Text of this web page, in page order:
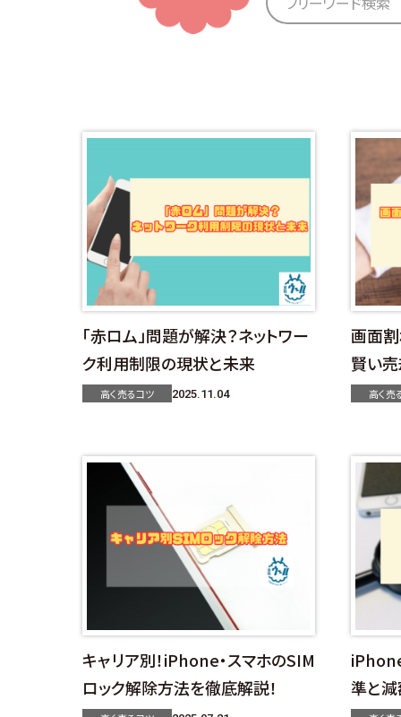
「赤ロム」問題が解決？ネットワー
ク利用制限の現状と未来
高く売るコツ 2025.11.04
画面
賢い
高く売
キャリア別！iPhone・スマホのSIM
ロック解除方法を徹底解説！
準と減